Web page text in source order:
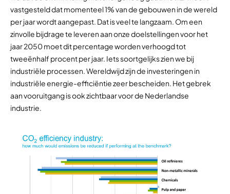
vastgesteld dat momenteel 1% van de gebouwen in de wereld
per jaar wordt aangepast. Dat is veel te langzaam. Om een
zinvolle bijdrage te leveren aan onze doelstellingen voor het
jaar 2050 moet dit percentage worden verhoogd tot
tweeënhalf procent per jaar. Iets soortgelijks zien we bij
industriële processen. Wereldwijd zijn de investeringen in
industriële energie-efficiëntie zeer bescheiden. Het gebrek
aan vooruitgang is ook zichtbaar voor de Nederlandse
industrie.